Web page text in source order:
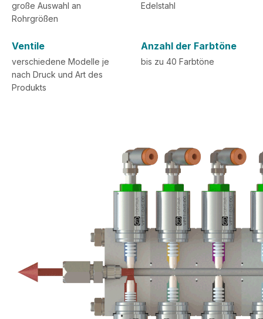
große Auswahl an
Rohrgrößen
Edelstahl
Ventile
verschiedene Modelle je
nach Druck und Art des
Produkts
Anzahl der Farbtöne
bis zu 40 Farbtöne